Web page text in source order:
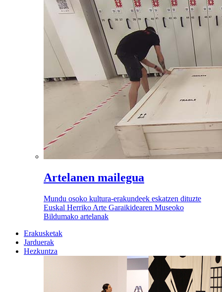
Artelanen mailegua
Mundu osoko kultura-erakundeek eskatzen dituzte
Euskal Herriko Arte Garaikidearen Museoko
Bildumako artelanak
Erakusketak
Jarduerak
Hezkuntza